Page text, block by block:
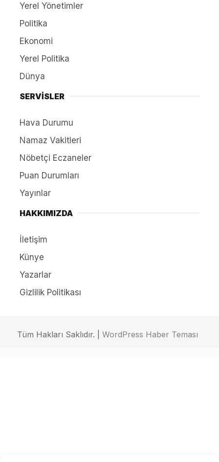
Yerel Yönetimler
Politika
Ekonomi
Yerel Politika
Dünya
SERVİSLER
Hava Durumu
Namaz Vakitleri
Nöbetçi Eczaneler
Puan Durumları
Yayınlar
HAKKIMIZDA
İletişim
Künye
Yazarlar
Gizlilik Politikası
Tüm Hakları Saklıdır. | WordPress Haber Teması